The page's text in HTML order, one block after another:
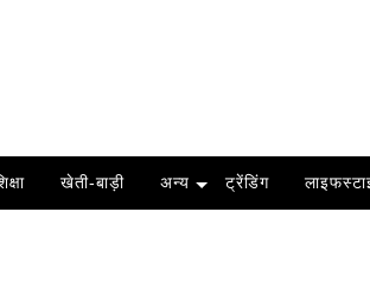
खेती-बाड़ी अन्य ट्रेंडिंग